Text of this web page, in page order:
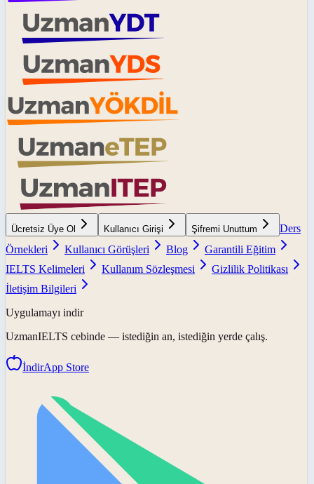
Ücretsiz Üye Ol Kullanıcı Girişi Şifremi Unuttum
Ders
Örnekleri
Kullanıcı Görüşleri Blog
Garantili Eğitim
IELTS Kelimeleri
Kullanım Sözleşmesi
Gizlilik Politikası
İletişim Bilgileri
Uygulamayı indir
UzmanIELTS cebinde — istediğin an, istediğin yerde çalış.
İndirApp Store